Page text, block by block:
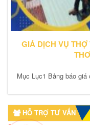
GIÁ DỊCH VỤ
Mục Lục1 Bảng báo
HỖ TRỢ TƯ VẤN